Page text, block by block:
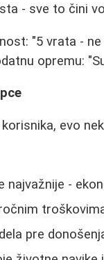
- sve to čini
"5 vrata -
opremu:
evo
najvažnije -
pre